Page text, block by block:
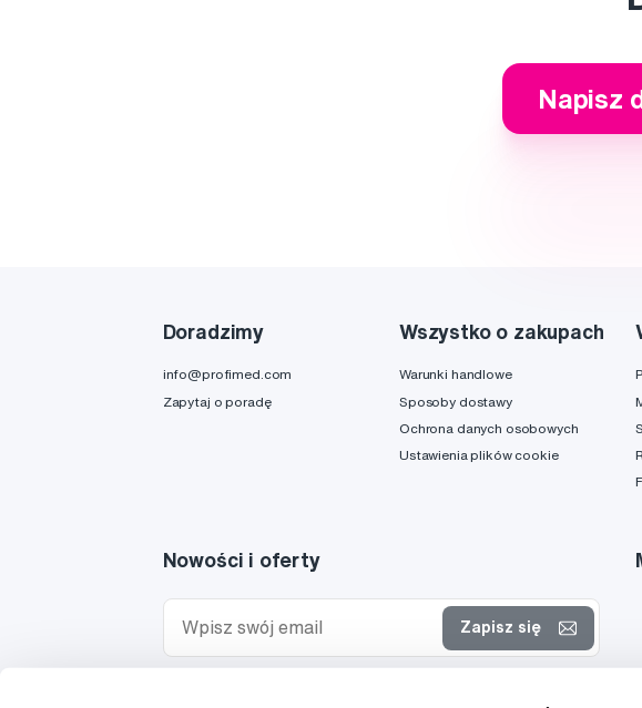
Napisz
Doradzimy
info@profimed.com
Zapytaj o poradę
Wszystko o zakupach
Warunki handlowe
Sposoby dostawy
Ochrona danych osobowych
Ustawienia plików cookie
Nowości i oferty
Zapisz się